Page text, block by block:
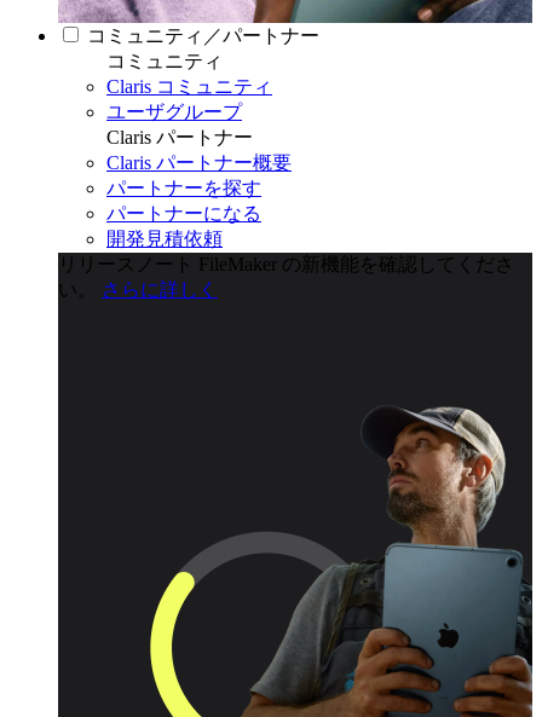
コミュニティ／パートナー
コミュニティ
Claris コミュニティ
ユーザグループ
Claris パートナー
Claris パートナー概要
パートナーを探す
パートナーになる
開発見積依頼
リリースノート
FileMaker の新機能を確認してくださ
い。
さらに詳しく